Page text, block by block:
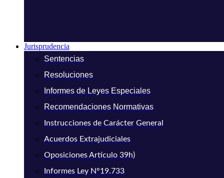
Jurisprudencia
Sentencias
Resoluciones
Informes de Leyes Especiales
Recomendaciones Normativas
Instrucciones de Carácter General
Acuerdos Extrajudiciales
Oposiciones Artículo 39h)
Informes Ley N°19.733